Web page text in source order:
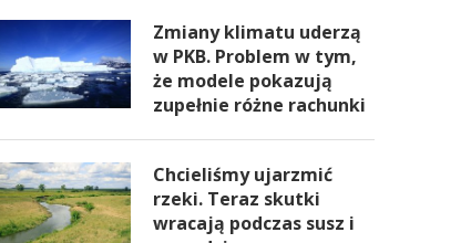
Zmiany klimatu uderzą
w PKB. Problem w tym,
że modele pokazują
zupełnie różne rachunki
Chcieliśmy ujarzmić
rzeki. Teraz skutki
wracają podczas susz i